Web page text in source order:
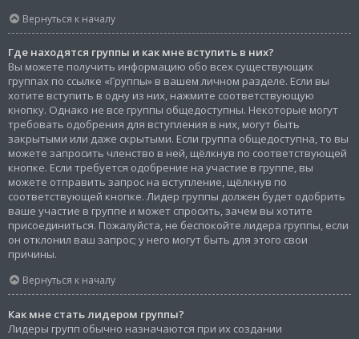
Вернуться к началу
Где находятся группы и как мне вступить в них?
Вы можете получить информацию обо всех существующих
группах по ссылке «Группы» в вашем личном разделе. Если вы
хотите вступить в одну из них, нажмите соответствующую
кнопку. Однако не все группы общедоступны. Некоторые могут
требовать одобрения для вступления в них, могут быть
закрытыми или даже скрытыми. Если группа общедоступна, то вы
можете запросить членство в ней, щёлкнув по соответствующей
кнопке. Если требуется одобрение на участие в группе, вы
можете отправить запрос на вступление, щёлкнув по
соответствующей кнопке. Лидер группы должен будет одобрить
ваше участие в группе и может спросить, зачем вы хотите
присоединиться. Пожалуйста, не беспокойте лидера группы, если
он отклонил ваш запрос; у него могут быть для этого свои
причины.
Вернуться к началу
Как мне стать лидером группы?
Лидеры групп обычно назначаются при их создании